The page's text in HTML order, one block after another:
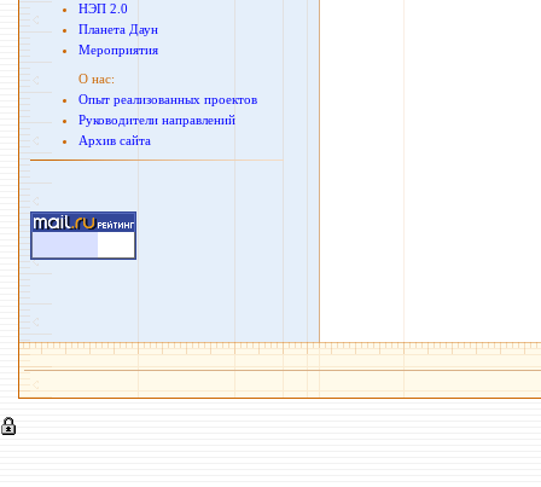
НЭП 2.0
Планета Даун
Мероприятия
О нас:
Опыт реализованных проектов
Руководители направлений
Архив сайта